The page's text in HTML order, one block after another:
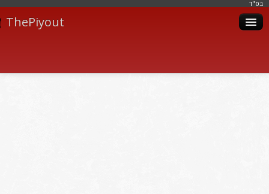
בּס"ד
ThePiyout